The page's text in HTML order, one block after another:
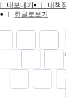
내보내기
내책
한글로보기